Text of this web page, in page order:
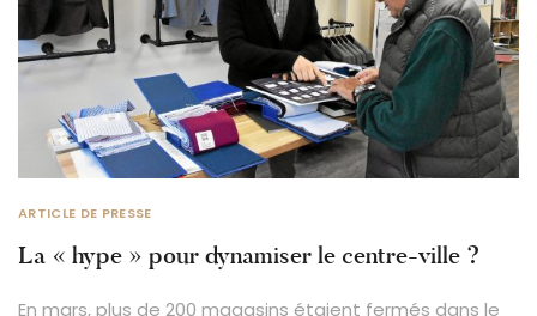
ARTICLE DE PRESSE
La « hype » pour dynamiser le centre-ville ?
En mars, plus de 200 magasins étaient fermés dans le